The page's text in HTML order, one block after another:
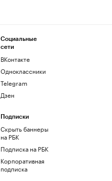
Социальные
сети
ВКонтакте
Одноклассники
Telegram
Дзен
Подписки
Скрыть баннеры
на РБК
Подписка на РБК
Корпоративная
подписка